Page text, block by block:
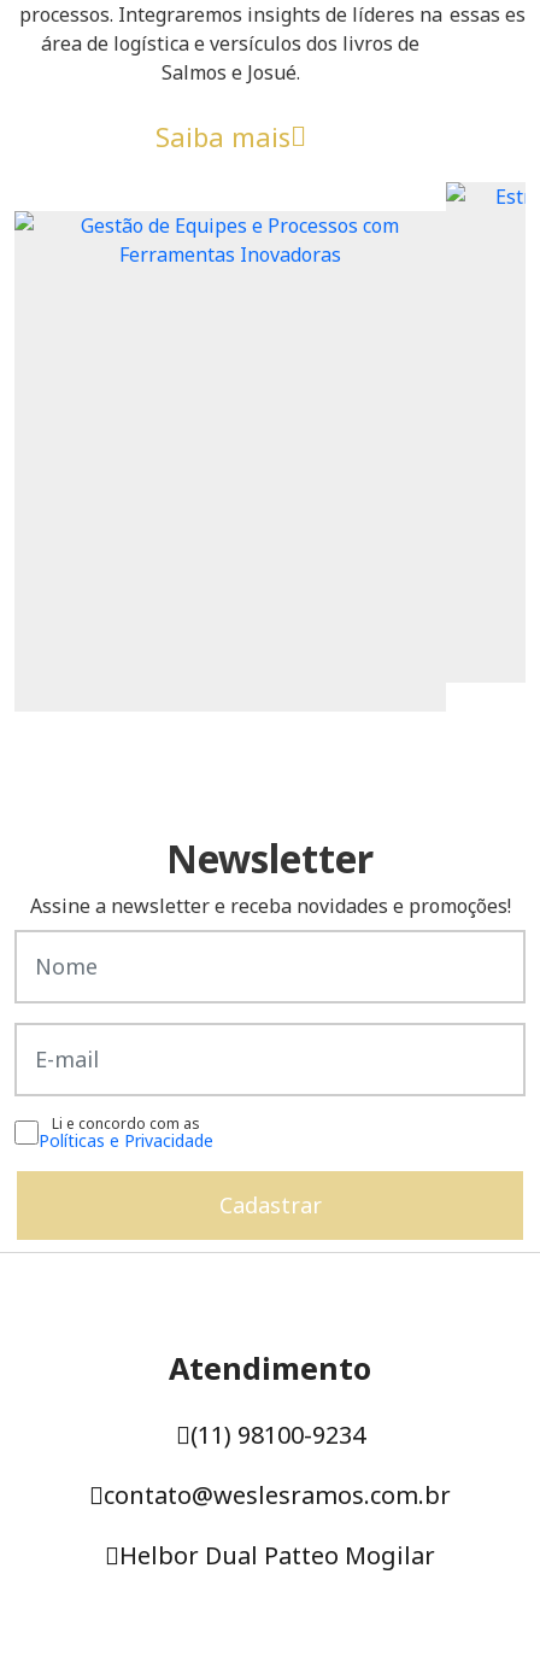
processos. Integraremos insights de líderes na
área de logística e versículos dos livros de
Salmos e Josué.
Saiba mais
essas
Newsletter
Assine a newsletter e receba novidades e promoções!
Li e concordo com as
Políticas e Privacidade
Atendimento
(11) 98100-9234
contato@weslesramos.com.br
Helbor Dual Patteo Mogilar